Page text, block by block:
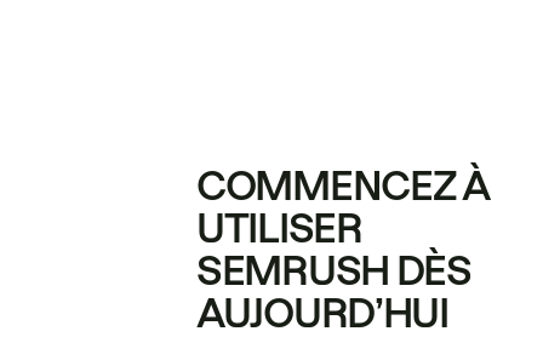
COMMENCEZ À
UTILISER
SEMRUSH DÈS
AUJOURD’HUI